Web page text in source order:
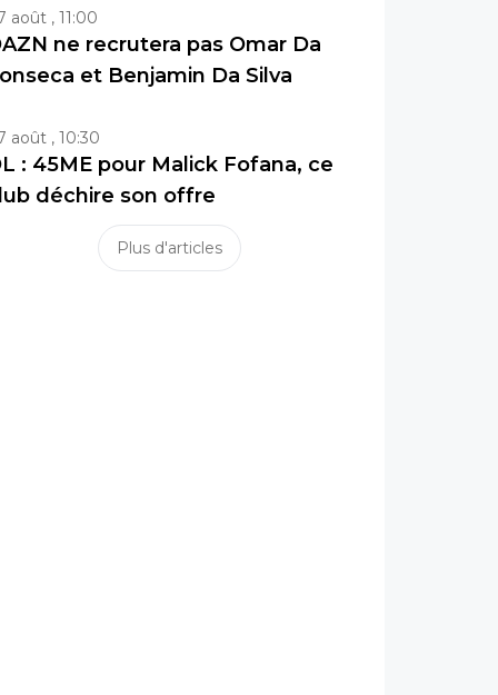
août , 11:00
ne recrutera pas Omar Da
et Benjamin Da Silva
août , 10:30
: 45ME pour Malick Fofana, ce
déchire son offre
Plus d'articles